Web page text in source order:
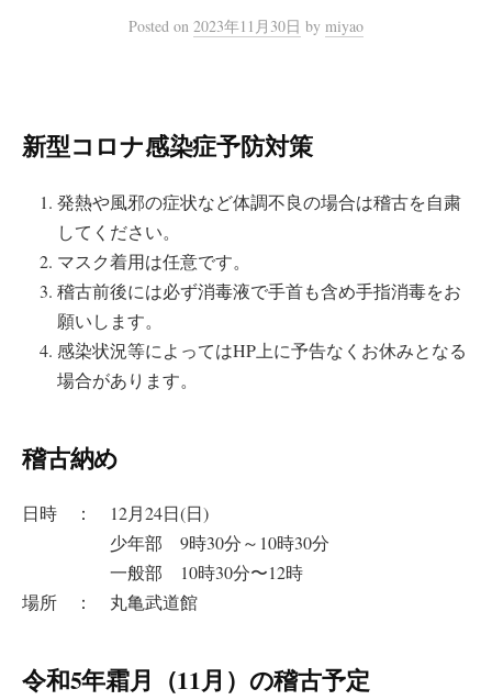
Posted on 2023年11月30日 by miyao
新型コロナ感染症予防対策
発熱や風邪の症状など体調不良の場合は稽古を自粛
してください。
マスク着用は任意です。
稽古前後には必ず消毒液で手首も含め手指消毒をお
願いします。
感染状況等によってはHP上に予告なくお休みとなる
場合があります。
稽古納め
日時 ： 12月24日(日)
少年部 9時30分～10時30分
一般部 10時30分〜12時
場所 ： 丸亀武道館
令和5年霜月（11月）の稽古予定